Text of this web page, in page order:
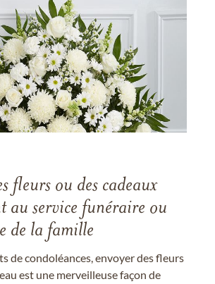
fleurs ou des cadeaux
au service funéraire ou
de la famille
de condoléances, envoyer des fleurs
est une merveilleuse façon de